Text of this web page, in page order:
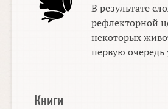
В результате
рефлекторной
некоторых
первую очередь
Книги